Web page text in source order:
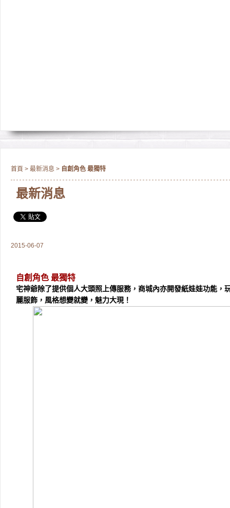
首頁 > 最新消息 > 自創角色 最獨特
最新消息
2015-06-07
自創角色 最獨特
宅神爺除了提供個人大頭照上傳服務，商城內亦開發紙娃娃功能，
麗服飾，風格想變就變，魅力大現！